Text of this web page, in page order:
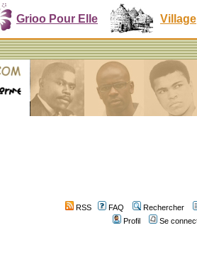
Grioo Pour Elle Village
RSS FAQ
Rechercher
Profil
Se